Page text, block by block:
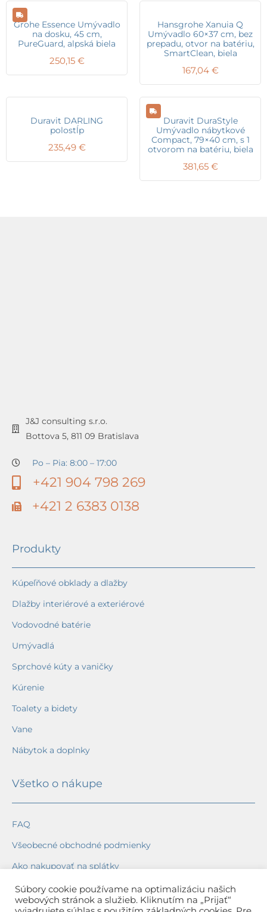
Grohe Essence Umývadlo
na dosku, 45 cm,
PureGuard, alpská biela
250,15 €
Hansgrohe Xanuia Q
Umývadlo 60×37 cm, bez
prepadu, otvor na batériu,
SmartClean, biela
167,04 €
Duravit DARLING
polostĺp
235,49 €
Duravit DuraStyle
Umývadlo nábytkové
Compact, 79×40 cm, s 1
otvorom na batériu, biela
381,65 €
J&J consulting s.r.o.
Bottova 5, 811 09 Bratislava
Po – Pia: 8:00 – 17:00
+421 904 798 269
+421 2 6383 0138
Produkty
Kúpeľňové obklady a dlažby
Dlažby interiérové a exteriérové
Vodovodné batérie
Umývadlá
Sprchové kúty a vaničky
Kúrenie
Toalety a bidety
Vane
Nábytok a doplnky
Všetko o nákupe
FAQ
Všeobecné obchodné podmienky
Ako nakupovať na splátky
Ochrana osobných údajov
Reklamačný poriadok
Súbory cookie používame na optimalizáciu našich
webových stránok a služieb. Kliknutím na „Prijať“